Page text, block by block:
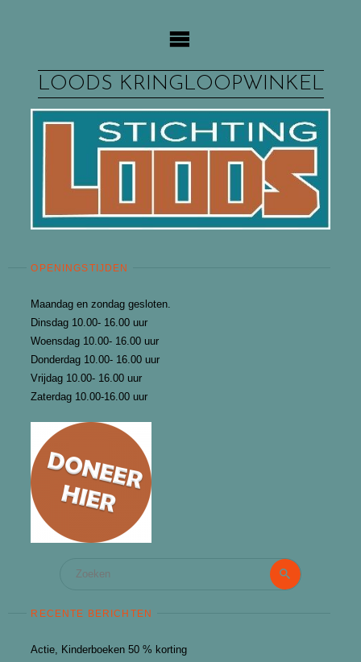
LOODS KRINGLOOPWINKEL
OPENINGSTIJDEN
Maandag en zondag gesloten.
Dinsdag 10.00- 16.00 uur
Woensdag 10.00- 16.00 uur
Donderdag 10.00- 16.00 uur
Vrijdag 10.00- 16.00 uur
Zaterdag 10.00-16.00 uur
Zoeken
RECENTE BERICHTEN
Actie, Kinderboeken 50 % korting